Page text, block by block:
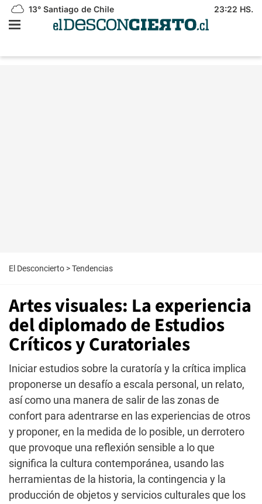
13° Santiago de Chile 23:22 HS.
El Desconcierto >Tendencias
Artes visuales: La experiencia
del diplomado de Estudios
Críticos y Curatoriales
Iniciar estudios sobre la curatoría y la crítica implica
proponerse un desafío a escala personal, un relato,
así como una manera de salir de las zonas de
confort para adentrarse en las experiencias de otros
y proponer, en la medida de lo posible, un derrotero
que provoque una reflexión sensible a lo que
significa la cultura contemporánea, usando las
herramientas de la historia, la contingencia y la
producción de objetos y servicios culturales que los